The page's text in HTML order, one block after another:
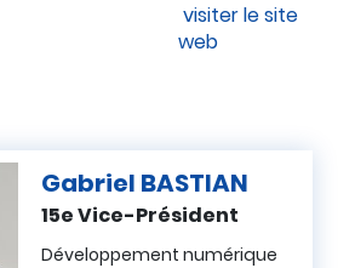
visiter le site
web
Gabriel BASTIAN
15e Vice-Président
Développement numérique